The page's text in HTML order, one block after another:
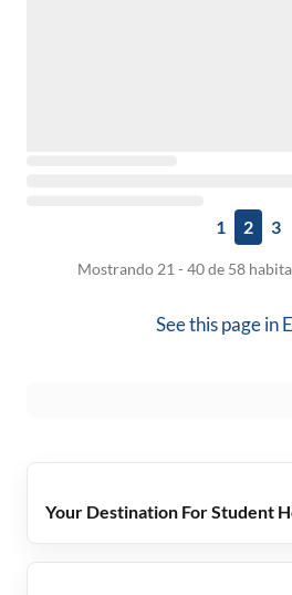
1 2 3
Mostrando 21 - 40 de 58
See this page in
Your Destination For Student